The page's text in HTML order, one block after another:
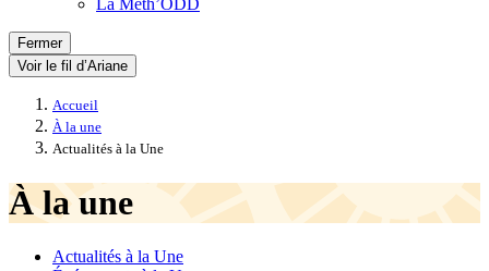
La Méth’ODD
Fermer
Voir le fil d’Ariane
Accueil
À la une
Actualités à la Une
À la une
Actualités à la Une